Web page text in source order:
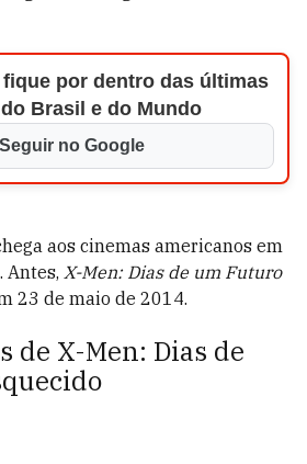
fique por dentro das últimas
Brasil e do Mundo
Seguir no Google
aos cinemas americanos em
Antes, X-Men: Dias de um Futuro
23 de maio de 2014.
de X-Men: Dias de